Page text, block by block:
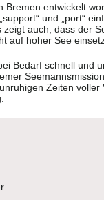
Bremen entwickelt
und „port“
zeigt auch, dass der
auf hoher See
Bedarf schnell und
Zeiten voller